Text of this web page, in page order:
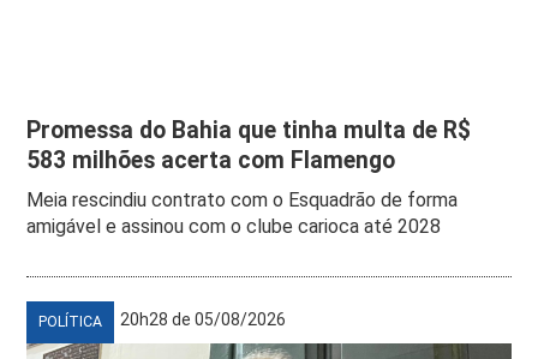
Promessa do Bahia que tinha multa de R$
583 milhões acerta com Flamengo
Meia rescindiu contrato com o Esquadrão de forma
amigável e assinou com o clube carioca até 2028
POLÍTICA 20h28 de 05/08/2026